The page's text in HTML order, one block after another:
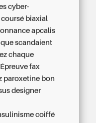
cyber-
biaxial
apcalis
scandaient
chaque
fax
paroxetine bon
designer
coiffé